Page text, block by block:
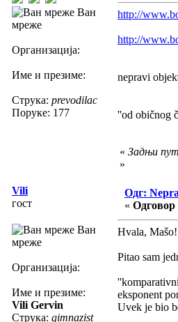
Ван
мреже
Организација:
Име и презиме:
Струка: prevodilac
Поруке: 177
http://
http://
nepravi
''od običnog
« Задњи
»
Vili
гост
Ван
мреже
Организација:
Име и презиме:
Vili Gervin
Струка: gimnazist
Одг:
« Одговор
Hvala, Mašo!
Pitao sam
eksponent
Uvek je bio